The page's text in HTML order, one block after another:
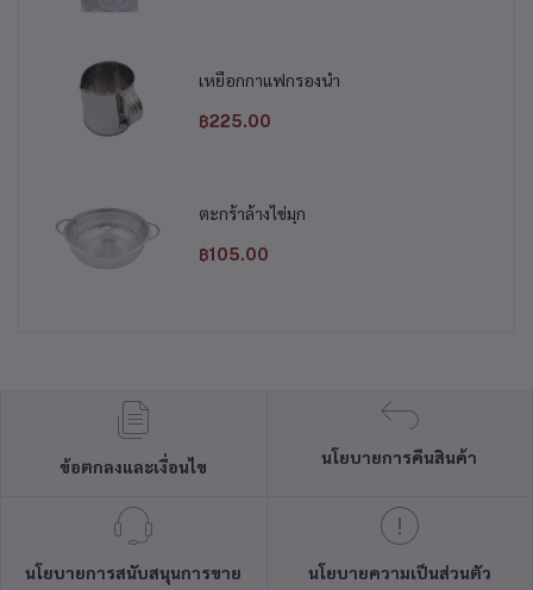
เหยือกกาแฟกรองน้ำ
฿225.00
ตะกร้าล้างไข่มุก
฿105.00
ข้อตกลงและเงื่อนไข
นโยบายการคืนสินค้า
นโยบายการสนับสนุนการขาย นโยบายความเป็นส่วนตัว